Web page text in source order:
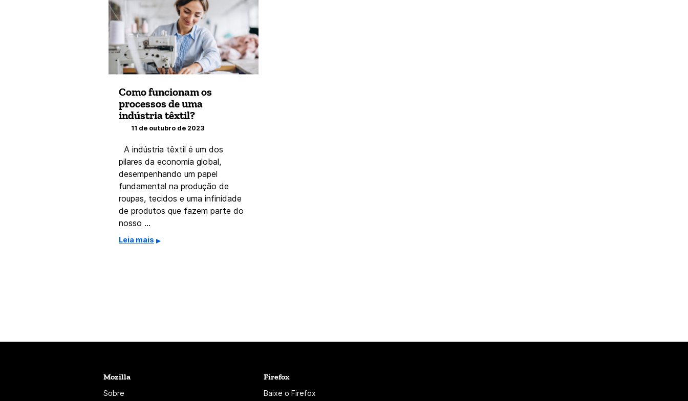
Como funcionam os
processos de uma
indústria têxtil?
11 de outubro de 2023
A indústria têxtil é um dos
pilares da economia global,
desempenhando um papel
fundamental na produção de
roupas, tecidos e uma infinidade
de produtos que fazem parte do
nosso …
Leia mais
Mozilla
Sobre
Firefox
Baixe o Firefox